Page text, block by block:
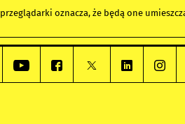
oznacza, że będą one